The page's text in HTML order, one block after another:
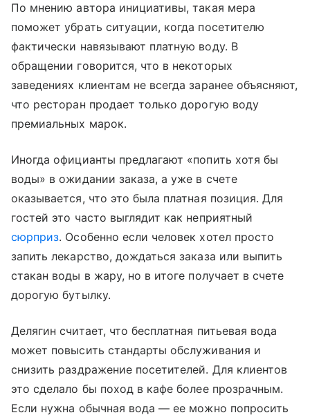
По мнению автора инициативы, такая мера
поможет убрать ситуации, когда посетителю
фактически навязывают платную воду. В
обращении говорится, что в некоторых
заведениях клиентам не всегда заранее объясняют,
что ресторан продает только дорогую воду
премиальных марок.
Иногда официанты предлагают «попить хотя бы
воды» в ожидании заказа, а уже в счете
оказывается, что это была платная позиция. Для
гостей это часто выглядит как неприятный
сюрприз. Особенно если человек хотел просто
запить лекарство, дождаться заказа или выпить
стакан воды в жару, но в итоге получает в счете
дорогую бутылку.
Делягин считает, что бесплатная питьевая вода
может повысить стандарты обслуживания и
снизить раздражение посетителей. Для клиентов
это сделало бы поход в кафе более прозрачным.
Если нужна обычная вода — ее можно попросить